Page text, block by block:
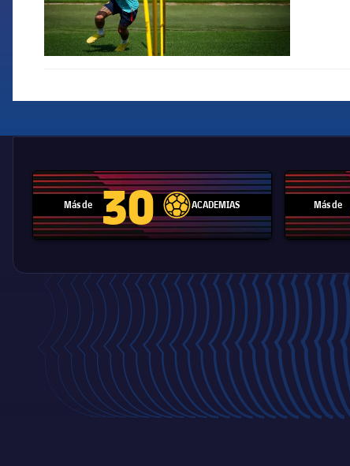
Más de 30label.aria.football
ACADEMIAS Más de